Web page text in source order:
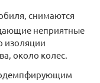
снимаются
неприятные
изоляции
около колес.